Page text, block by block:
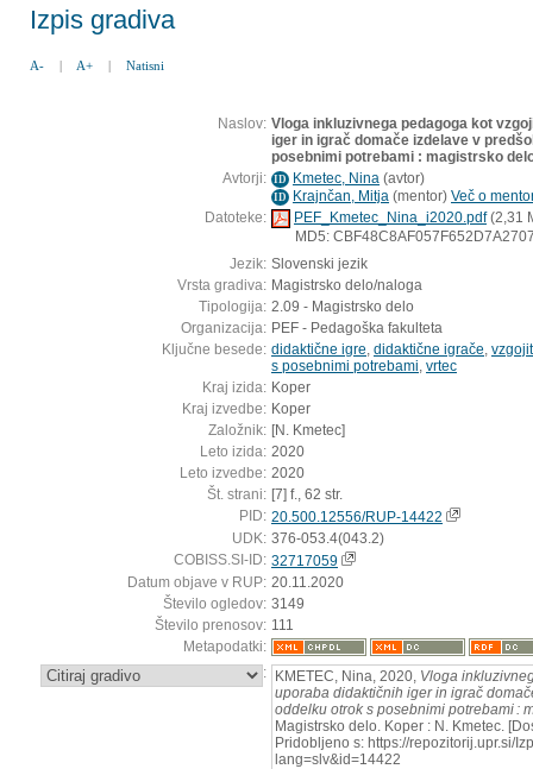
Izpis gradiva
A- | A+ | Natisni
Naslov: Vloga inkluzivnega pedagoga kot
iger in igrač domače izdelave v
posebnimi potrebami : magistrsko
Avtorji: ID Kmetec, Nina (avtor)
ID Krajnčan, Mitja (mentor) Več o
Datoteke:
PEF_Kmetec_Nina_i2020.pdf(2,31
MD5:
Jezik: Slovenski jezik
Vrsta gradiva: Magistrsko delo/naloga
Tipologija: 2.09 - Magistrsko delo
Organizacija: PEF - Pedagoška fakulteta
Ključne besede: didaktične igre didaktične igrače
s posebnimi potrebami vrtec
Kraj izida: Koper
Kraj izvedbe: Koper
Založnik: [N. Kmetec]
Leto izida: 2020
Leto izvedbe: 2020
Št. strani: [7] f., 62 str.
PID: 20.500.12556/RUP-14422
UDK: 376-053.4(043.2)
COBISS.SI-ID: 32717059
Datum objave v RUP: 20.11.2020
Število ogledov: 3149
Število prenosov: 111
Metapodatki:
: KMETEC, Nina, 2020, Vloga
uporaba didaktičnih iger in igrač
oddelku otrok s posebnimi potrebami :
Magistrsko delo. Koper : N. Kmetec.
Pridobljeno s: https://repozitorij.upr.si/
lang=slv&id=14422